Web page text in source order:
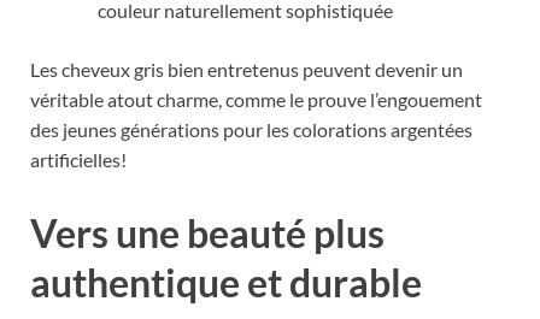
couleur naturellement sophistiquée
Les cheveux gris bien entretenus peuvent devenir un
véritable atout charme, comme le prouve l’engouement
des jeunes générations pour les colorations argentées
artificielles!
Vers une beauté plus
authentique et durable